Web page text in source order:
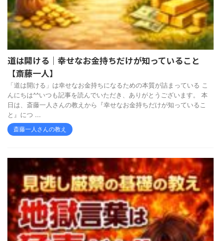
道は開ける｜幸せなお金持ちだけが知っていること
【斎藤一人】
「道は開ける」は幸せなお金持ちになるための本質が詰まっている こ
んにちは^^いつも記事を読んでいただき、ありがとうございます。 本
日は、斎藤一人さんの教えから『幸せなお金持ちだけが知っているこ
と』につ ...
斎藤一人さんの教え